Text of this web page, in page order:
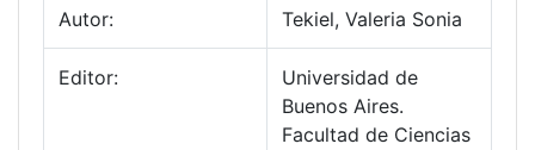
Autor: Tekiel, Valeria Sonia
Editor:
Universidad de
Buenos Aires.
Facultad de Ciencias